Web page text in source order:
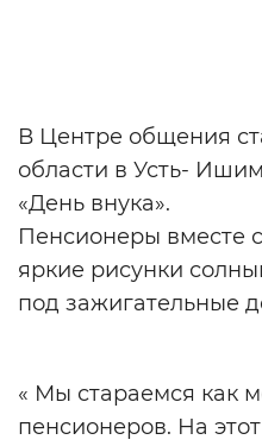
Звуковой
В Центре общения
области в Усть-
«День внука».
Пенсионеры вместе
яркие рисунки
под зажигательные
« Мы стараемся как
пенсионеров. На